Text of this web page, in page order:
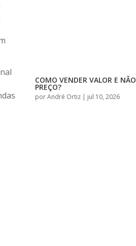
COMO VENDER VALOR E NÃO
PREÇO?
porAndré Ortiz| jul 10, 2026